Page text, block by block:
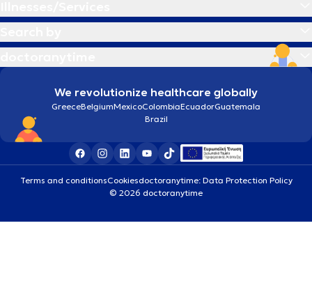
We revolutionize healthcare globally
GreeceBelgiumMexicoColombiaEcuadorGuatemala
Brazil
Terms and conditionsCookiesdoctoranytime: Data Protection Policy
© 2026 doctoranytime